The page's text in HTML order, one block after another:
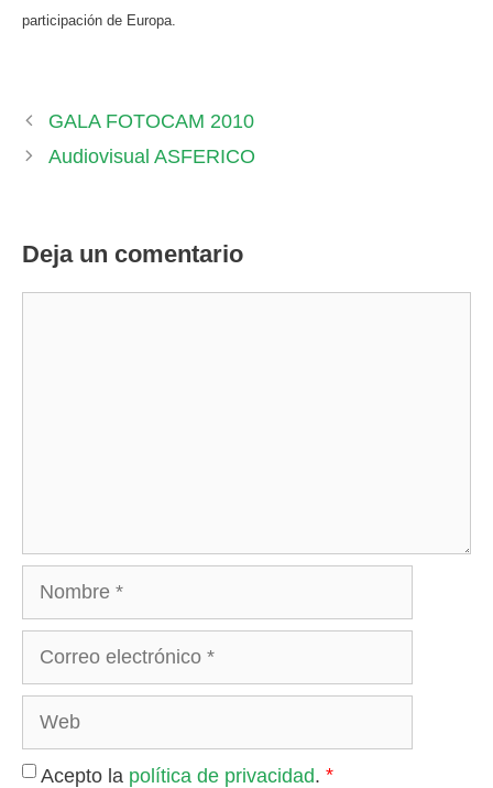
participación de Europa.
GALA FOTOCAM 2010
Audiovisual ASFERICO
Deja un comentario
Nombre
Acepto la política de privacidad. *